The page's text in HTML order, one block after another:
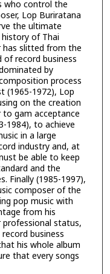
who control the
Lop Buriratana
the ultimate
of Thai
has slitted from the
record business
by
process
(1965-1972), Lop
on the creation
gam acceptance
1984), to achieve
in a large
industry and, at
be able to keep
and the
Finally (1985-1997),
composer of the
pop music with
from his
professional status,
business
his whole album
that every songs